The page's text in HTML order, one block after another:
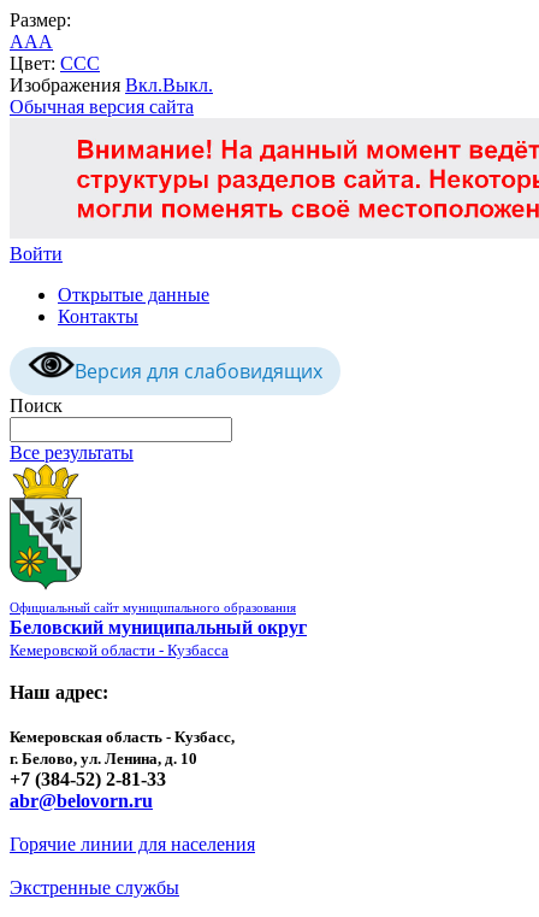
Размер:
AAA
Цвет: CCC
Изображения Вкл.Выкл.
Обычная версия сайта
Войти
Открытые данные
Контакты
Версия для слабовидящих
Поиск
Все результаты
Официальный сайт муниципального образования
Беловский муниципальный округ
Кемеровской области - Кузбасса
Наш адрес:
Кемеровская область - Кузбасс,
г. Белово, ул. Ленина, д. 10
+7 (384-52) 2-81-33
abr@belovorn.ru
Горячие линии для населения
Экстренные службы